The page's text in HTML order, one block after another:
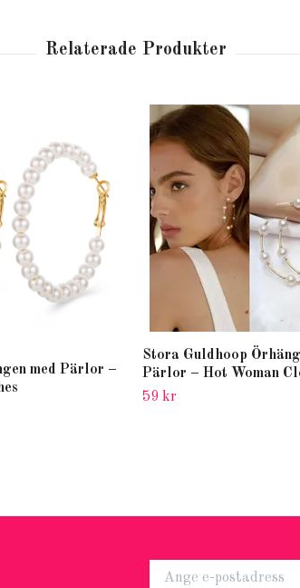
med Pärlor –
Stora Guldhoop
Pärlor – Hot Woman
59 kr